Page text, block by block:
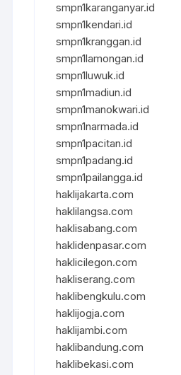
smpn1karanganyar.id
smpn1kendari.id
smpn1kranggan.id
smpn1lamongan.id
smpn1luwuk.id
smpn1madiun.id
smpn1manokwari.id
smpn1narmada.id
smpn1pacitan.id
smpn1padang.id
smpn1pailangga.id
haklijakarta.com
haklilangsa.com
haklisabang.com
haklidenpasar.com
haklicilegon.com
hakliserang.com
haklibengkulu.com
haklijogja.com
haklijambi.com
haklibandung.com
haklibekasi.com